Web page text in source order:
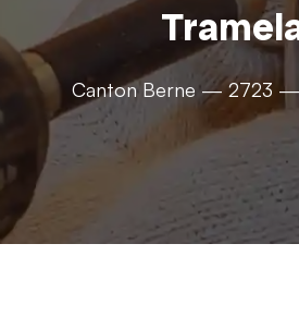
Canton Berne — 2723